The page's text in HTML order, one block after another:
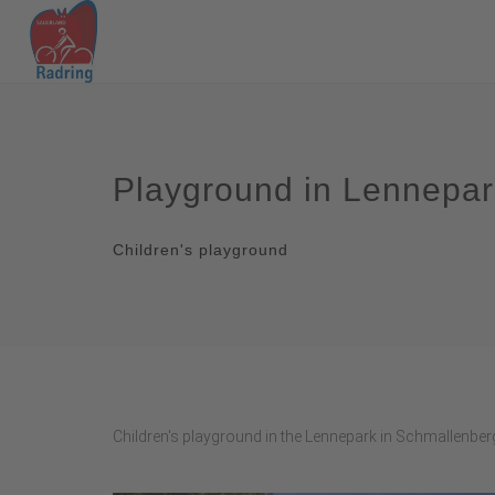
Playground in
Children's playground
Children's playground in the Lennepark in